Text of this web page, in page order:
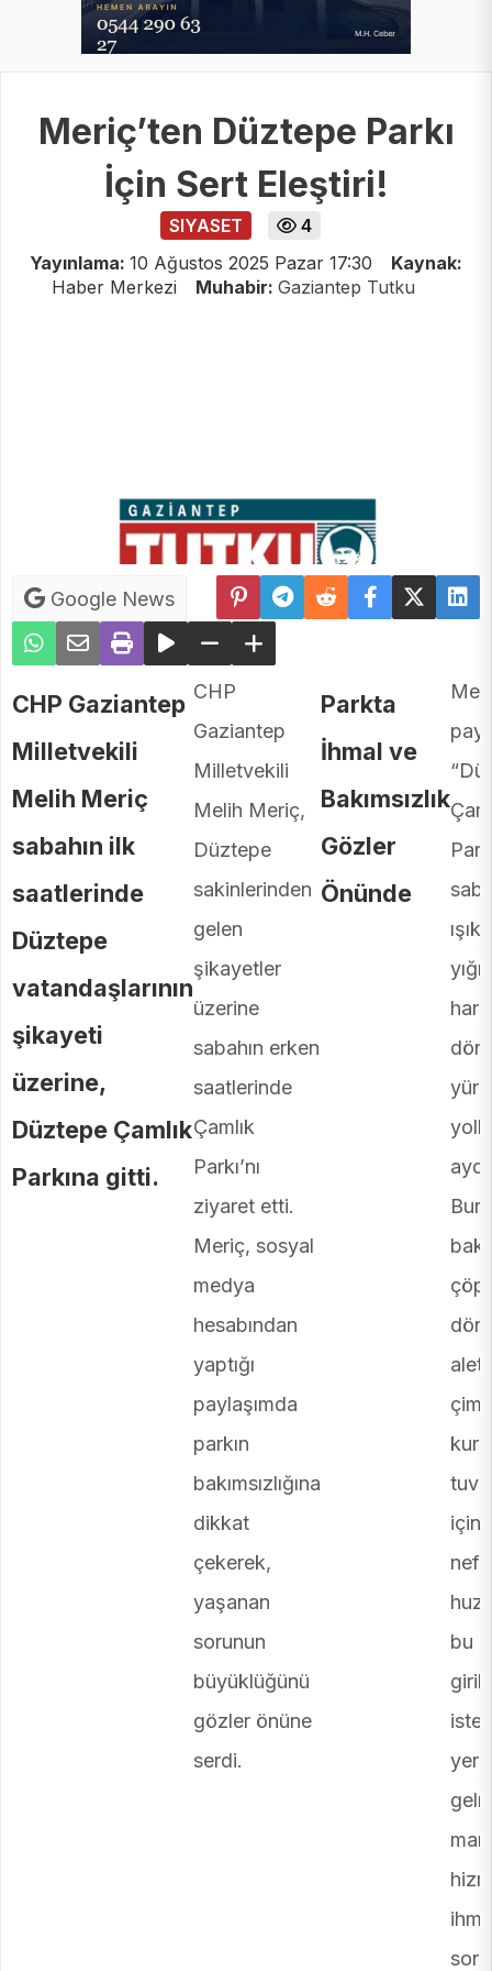
Meriç’ten Düztepe Parkı
İçin Sert Eleştiri!
SIYASET
4
Yayınlama: 10 Ağustos 2025 Pazar 17:30
Kaynak:
Haber Merkezi
Muhabir: Gaziantep Tutku
Google News
CHP Gaziantep
Milletvekili
Melih Meriç
sabahın ilk
saatlerinde
Düztepe
vatandaşlarının
şikayeti
üzerine,
Düztepe Çamlık
Parkına gitti.
CHP
Gaziantep
Milletvekili
Melih Meriç,
Düztepe
sakinlerinden
gelen
şikayetler
üzerine
sabahın erken
saatlerinde
Çamlık
Parkı’nı
ziyaret etti.
Meriç, sosyal
medya
hesabından
yaptığı
paylaşımda
parkın
bakımsızlığına
dikkat
çekerek,
yaşanan
sorunun
büyüklüğünü
gözler önüne
serdi.
Parkta
İhmal ve
Bakımsızlık
Gözler
Önünde
bu
yer